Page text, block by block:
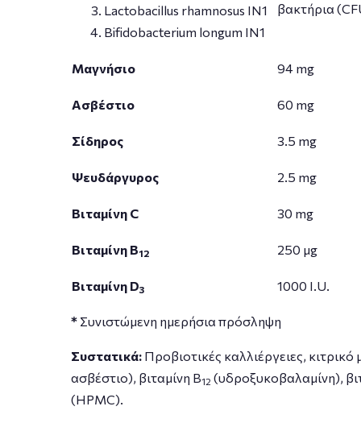
Lactobacillus rhamnosus ΙΝ1
Bifidobacterium longum ΙΝ1
βακτήρια
Μαγνήσιο 94 mg
Ασβέστιο 60 mg
Σίδηρος 3.5 mg
Ψευδάργυρος 2.5 mg
Βιταμίνη C 30 mg
Βιταμίνη B12 250 μg
Βιταμίνη D3 1000 I.U.
*Συνιστώμενη ημερήσια πρόσληψη
Συστατικά: Προβιοτικές καλλιέργειες,
ασβέστιο), βιταμίνη Β12 (υδροξυκοβαλαμίνη),
(HPMC).